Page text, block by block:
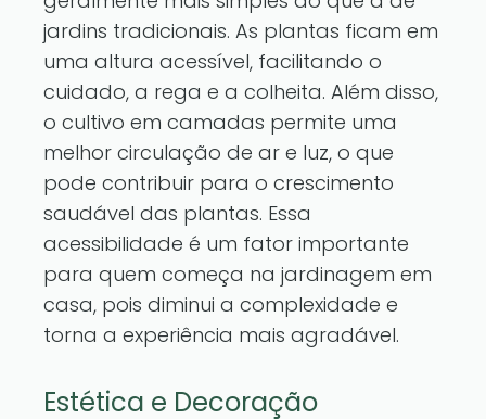
jardins tradicionais. As plantas ficam em
uma altura acessível, facilitando o
cuidado, a rega e a colheita. Além disso,
o cultivo em camadas permite uma
melhor circulação de ar e luz, o que
pode contribuir para o crescimento
saudável das plantas. Essa
acessibilidade é um fator importante
para quem começa na jardinagem em
casa, pois diminui a complexidade e
torna a experiência mais agradável.
Estética e Decoração